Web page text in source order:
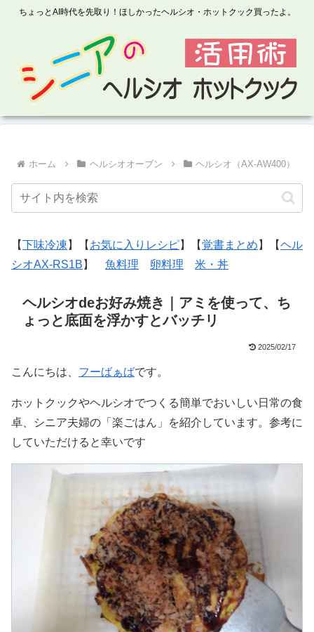
ちょっとAI時代を先取り！ほしかったヘルシオ・ホットクック買ったよ。
ホーム ヘルシオオーブン ヘルシオ（AX-AW400）
【下味冷凍 】【 お気に入りレシピ】【覚書まとめ 】【ヘル
シオAX-RS1B 】 魚料理 卵料理 米・丼
ヘルシオdeお好み焼き｜アミを使って、ち
ょっと底面を浮かすとバッチリ
2025/02/17
こんにちは、 フーばぁばです。
ホットクックやヘルシオでつくる簡単でおいしい日常の食
卓、シニア夫婦の「楽ごはん」を紹介しています。参考に
していただけると幸いです